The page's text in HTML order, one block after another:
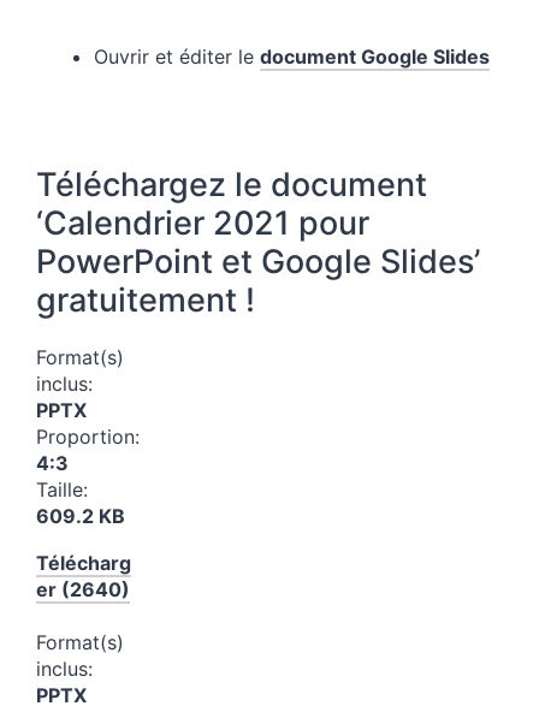
Ouvrir et éditer le document Google Slides
Téléchargez le document
‘Calendrier 2021 pour
PowerPoint et Google Slides’
gratuitement !
Format(s)
inclus:
PPTX
Proportion:
4:3
Taille:
609.2 KB
Télécharg
er (2640)
Format(s)
inclus:
PPTX